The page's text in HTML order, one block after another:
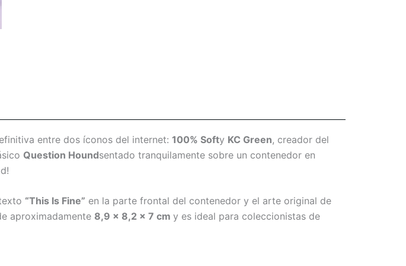
entre dos íconos del internet: 100% Softy KC Green, creador del
Question Houndsentado tranquilamente sobre un contenedor en
“This Is Fine” en la parte frontal del contenedor y el arte original de
aproximadamente 8,9 x 8,2 x 7 cm y es ideal para coleccionistas de